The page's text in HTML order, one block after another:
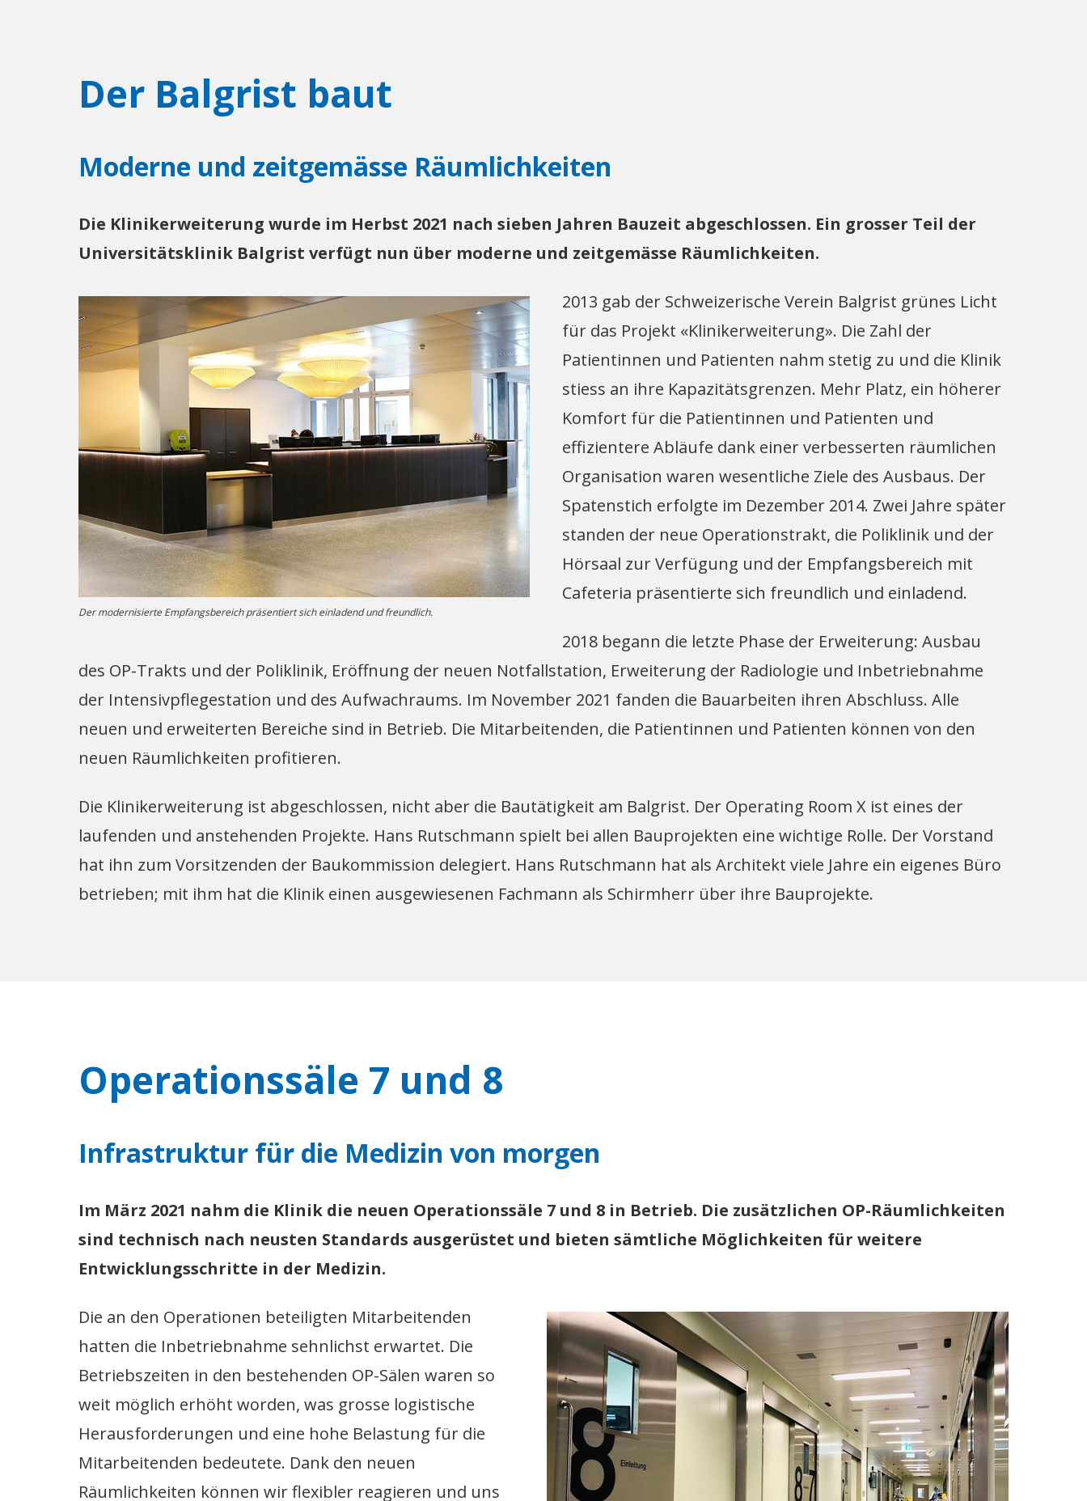
Der Balgrist baut
Moderne und zeitgemässe Räumlichkeiten
Die Klinikerweiterung wurde im Herbst 2021 nach sieben Jahren Bauzeit abgeschlossen. Ein grosser Teil der
Universitätsklinik Balgrist verfügt nun über moderne und zeitgemässe Räumlichkeiten.
Der modernisierte Empfangsbereich präsentiert sich einladend und freundlich.
2013 gab der Schweizerische Verein Balgrist grünes Licht
für das Projekt «Klinikerweiterung». Die Zahl der
Patientinnen und Patienten nahm stetig zu und die Klinik
stiess an ihre Kapazitätsgrenzen. Mehr Platz, ein höherer
Komfort für die Patientinnen und Patienten und
effizientere Abläufe dank einer verbesserten räumlichen
Organisation waren wesentliche Ziele des Ausbaus. Der
Spatenstich erfolgte im Dezember 2014. Zwei Jahre später
standen der neue Operationstrakt, die Poliklinik und der
Hörsaal zur Verfügung und der Empfangsbereich mit
Cafeteria präsentierte sich freundlich und einladend.
2018 begann die letzte Phase der Erweiterung: Ausbau
des OP-Trakts und der Poliklinik, Eröffnung der neuen Notfallstation, Erweiterung der Radiologie und Inbetriebnahme
der Intensivpflegestation und des Aufwachraums. Im November 2021 fanden die Bauarbeiten ihren Abschluss. Alle
neuen und erweiterten Bereiche sind in Betrieb. Die Mitarbeitenden, die Patientinnen und Patienten können von den
neuen Räumlichkeiten profitieren.
Die Klinikerweiterung ist abgeschlossen, nicht aber die Bautätigkeit am Balgrist. Der Operating Room X ist eines der
laufenden und anstehenden Projekte. Hans Rutschmann spielt bei allen Bauprojekten eine wichtige Rolle. Der Vorstand
hat ihn zum Vorsitzenden der Baukommission delegiert. Hans Rutschmann hat als Architekt viele Jahre ein eigenes Büro
betrieben; mit ihm hat die Klinik einen ausgewiesenen Fachmann als Schirmherr über ihre Bauprojekte.
Operationssäle 7 und 8
Infrastruktur für die Medizin von morgen
Im März 2021 nahm die Klinik die neuen Operationssäle 7 und 8 in Betrieb. Die zusätzlichen OP-Räumlichkeiten
sind technisch nach neusten Standards ausgerüstet und bieten sämtliche Möglichkeiten für weitere
Entwicklungsschritte in der Medizin.
Die an den Operationen beteiligten Mitarbeitenden
hatten die Inbetriebnahme sehnlichst erwartet. Die
Betriebszeiten in den bestehenden OP-Sälen waren so
weit möglich erhöht worden, was grosse logistische
Herausforderungen und eine hohe Belastung für die
Mitarbeitenden bedeutete. Dank den neuen
Räumlichkeiten können wir flexibler reagieren und uns